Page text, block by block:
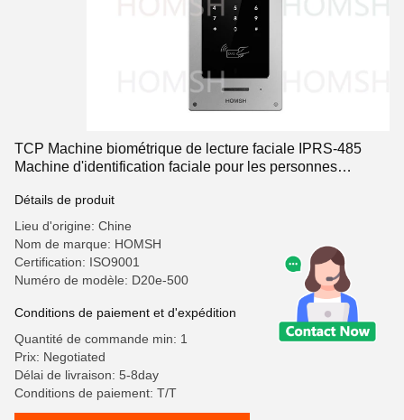
TCP Machine biométrique de lecture faciale IPRS-485
Machine d'identification faciale pour les personnes
Détails de produit
Lieu d'origine: Chine
Nom de marque: HOMSH
Certification: ISO9001
Numéro de modèle: D20e-500
Conditions de paiement et d'expédition
Quantité de commande min: 1
Prix: Negotiated
Délai de livraison: 5-8day
Conditions de paiement: T/T